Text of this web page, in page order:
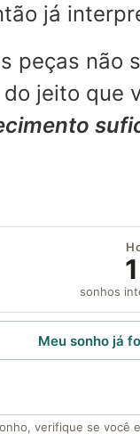
já
peças não
jeito que
sonhos
Meu sonho já
verifique se você